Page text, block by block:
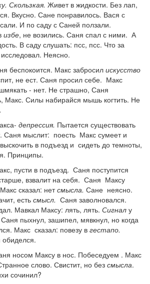
Скользкая. Живет в жидкости. Без лап,
Вкусно. Сане понравилось. Вася с
И по саду с Саней ползали.
избе, не возились. Саня спал с ними. А
В саду слушать: псс, псс. Что за
исследовал. Неясно.
беспокоится. Макс забросил искусство
не ест. Саня просил себе. Макс
- нет. Не страшно, Саня
Макс. Силы набирайся мышь когтить. Не
депрессия. Пытается существовать
Саня мыслит: поесть Макс сумеет и
в подъезд и сидеть до темноты,
Принципы.
пусти в подъезд. Саня поступится
взвалит на себя. Саня Максу
сказал: нетсмысла. Сане неясно.
есть смысл. Саня заволновался.
Мавкал Максу: лять, лять. Сигнал у
пыхнул, зашипел, мявкнул, но когда
Макс сказал: повезу в гестапо.
носом Максу в нос. Побеседуем . Макс
слово. Свистит, но без смысла.
сочинил?